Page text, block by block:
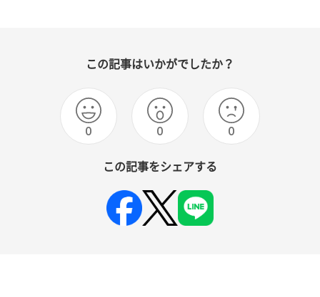
この記事はいかがでしたか？
0 0 0
この記事をシェアする